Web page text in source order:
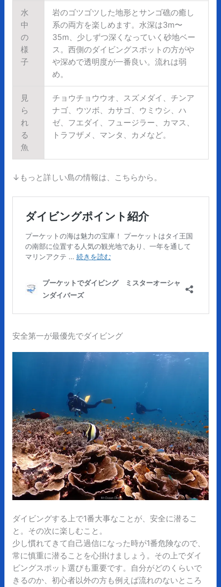
水
中
の
様
子
岩のゴツゴツした地形とサンゴ礁の癒し
系の両方を楽しめます。水深は3m〜
35m、少しずつ深くなっていく砂地ベー
ス。西側のダイビングスポットの方がや
や深めで透明度が一番良い。流れは弱
め。
見
ら
れ
る
魚
チョウチョウウオ、スズメダイ、チンア
ナゴ、ウツボ、カサゴ、ウミウシ、ハ
ゼ、フエダイ、フュージラー、カマス、
トラフザメ、マンタ、カメなど。
↓もっと詳しい島の情報は、こちらから。
安全第一が最優先でダイビング
ダイビングする上で1番大事なことが、安全に潜るこ
と。その次に楽しむこと。
少し慣れてきて自己過信になった時が1番危険なので、
常に慎重に潜ることを心掛けましょう。その上でダイ
ビングスポット選びも重要です。自分がどのくらいで
きるのか、初心者以外の方も例えば流れのないところ